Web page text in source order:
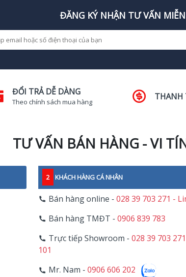
ĐĂNG KÝ NHẬN TƯ VẤN
ĐỔI TRẢ DỄ DÀNG
Theo chính sách mua hàng
THANH
TƯ VẤN BÁN HÀNG - VI
2 KHÁCH HÀNG CÁ NHÂN
Bán hàng online -028 39 703 271 -
Bán hàng TMĐT -0906 839 783
Trực tiếp Showroom -028 39 703
101
Mr. Nam -0906 606 202